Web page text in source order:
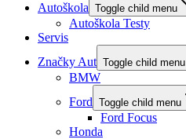
Autoškola Toggle child menu
Autoškola Testy
Servis
Značky Aut Toggle child menu
BMW
Ford Toggle child menu
Ford Focus
Honda